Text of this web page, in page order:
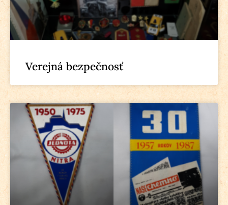
Verejná bezpečnosť